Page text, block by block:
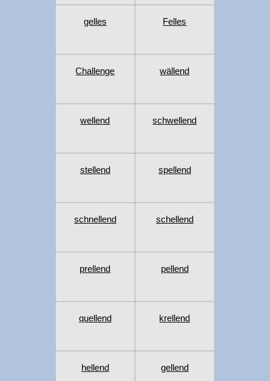
gelles Felles
Challenge wällend
wellend schwellend
stellend spellend
schnellend schellend
prellend pellend
quellend krellend
hellend gellend